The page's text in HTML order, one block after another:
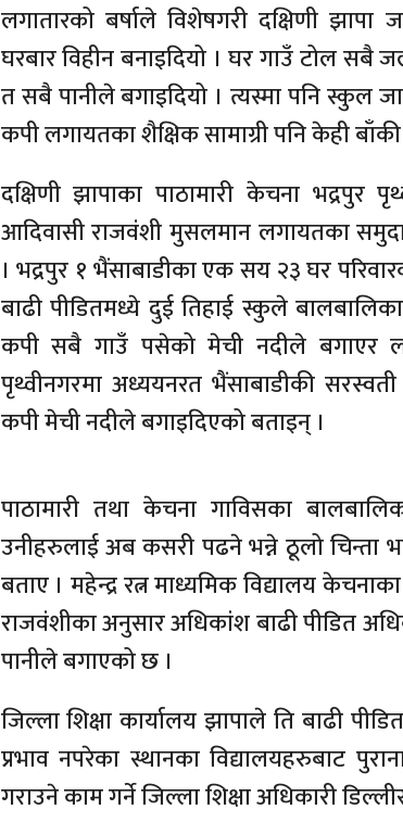
लगातारको बर्षाले विशेषगरी दक्षिणी झापा
घरबार विहीन बनाइदियो । घर गाउँ टोल सबै
त सबै पानीले बगाइदियो । त्यस्मा पनि स्कुल
कपी लगायतका शैक्षिक सामाग्री पनि केही
दक्षिणी झापाका पाठामारी केचना भद्रपुर
आदिवासी राजवंशी मुसलमान लगायतका
। भद्रपुर १ भैंसाबाडीका एक सय २३ घर
बाढी पीडितमध्ये दुई तिहाई स्कुले
कपी सबै गाउँ पसेको मेची नदीले बगाएर
पृथ्वीनगरमा अध्ययनरत भैंसाबाडीकी
कपी मेची नदीले बगाइदिएको बताइन् ।
पाठामारी तथा केचना गाविसका
उनीहरुलाई अब कसरी पढने भन्ने ठूलो
बताए । महेन्द्र रत्न माध्यमिक विद्यालय
राजवंशीका अनुसार अधिकांश बाढी पीडित
पानीले बगाएको छ ।
जिल्ला शिक्षा कार्यालय झापाले ति बाढी
प्रभाव नपरेका स्थानका विद्यालयहरुबाट
गराउने काम गर्ने जिल्ला शिक्षा अधिकारी